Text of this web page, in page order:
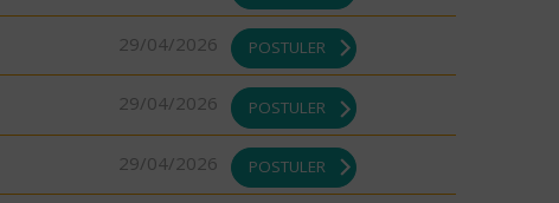
29/04/2026 POSTULER
29/04/2026 POSTULER
29/04/2026 POSTULER